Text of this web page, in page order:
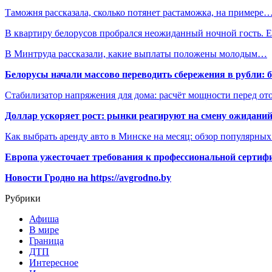
Таможня рассказала, сколько потянет растаможка, на
В квартиру белорусов пробрался неожиданный ночной гость.
В Минтруда рассказали, какие выплаты положены молодым…
Белорусы начали массово переводить сбережения в рубли:
Стабилизатор напряжения для дома: расчёт мощности перед
Доллар ускоряет рост: рынки реагируют на смену
Как выбрать аренду авто в Минске на месяц: обзор
Европа ужесточает требования к профессиональной
Новости Гродно на https://avgrodno.by
Рубрики
Афиша
В мире
Граница
ДТП
Интересное